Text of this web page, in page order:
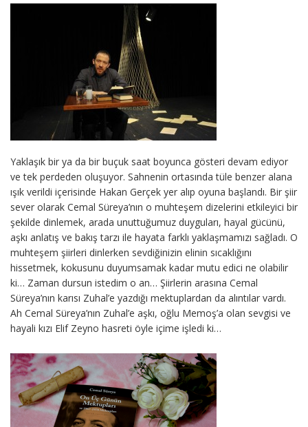
Yaklaşık bir ya da bir buçuk saat boyunca gösteri devam ediyor
ve tek perdeden oluşuyor. Sahnenin ortasında tüle benzer alana
ışık verildi içerisinde Hakan Gerçek yer alıp oyuna başlandı. Bir şiir
sever olarak Cemal Süreya’nın o muhteşem dizelerini etkileyici bir
şekilde dinlemek, arada unuttuğumuz duyguları, hayal gücünü,
aşkı anlatış ve bakış tarzı ile hayata farklı yaklaşmamızı sağladı. O
muhteşem şiirleri dinlerken sevdiğinizin elinin sıcaklığını
hissetmek, kokusunu duyumsamak kadar mutu edici ne olabilir
ki… Zaman dursun istedim o an… Şiirlerin arasına Cemal
Süreya’nın karısı Zuhal’e yazdığı mektuplardan da alıntılar vardı.
Ah Cemal Süreya’nın Zuhal’e aşkı, oğlu Memoş’a olan sevgisi ve
hayali kızı Elif Zeyno hasreti öyle içime işledi ki…